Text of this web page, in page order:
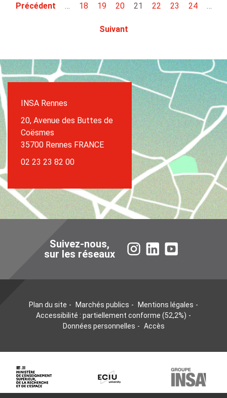
Précédent … 18 19 20 21 22 23 24 …
Suivant
INSA Rennes
20, Avenue des Buttes de
Coësmes
35700 Rennes FRANCE
02 23 23 82 00
Suivez-nous,
sur les réseaux
InstagramLinkedIn
Plan du site Marchés publics
Mentions légales
Accessibilité : partiellement conforme (52,2%)
Données personnelles
Accès